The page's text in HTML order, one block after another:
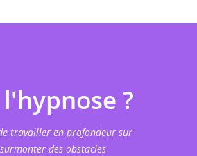
?
travailler en profondeur sur
des obstacles